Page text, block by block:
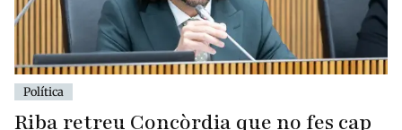
Política
Riba retreu Concòrdia que no fes cap